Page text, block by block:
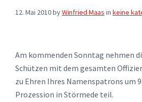
12. Mai 2010byWinfried Maas in keine
Am kommenden Sonntag nehmen
Schützen mit dem gesamten
zu Ehren Ihres Namenspatrons um
Prozession in Störmede teil.